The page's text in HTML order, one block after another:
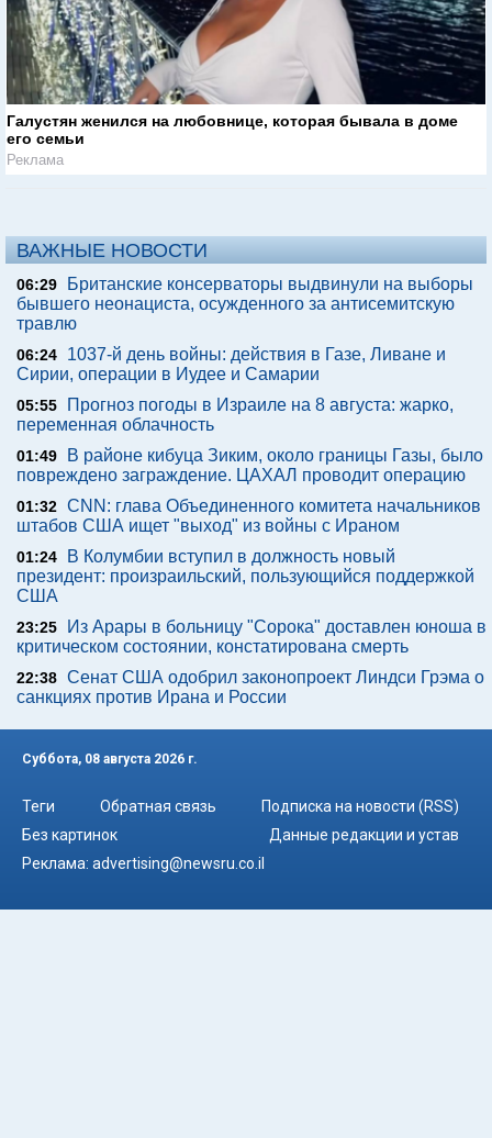
Реклама
Галустян женился на любовнице, которая бывала в доме
его семьи
Реклама
ВАЖНЫЕ НОВОСТИ
06:29 Британские консерваторы выдвинули на выборы
бывшего неонациста, осужденного за антисемитскую
травлю
06:24
1037-й день войны: действия в Газе, Ливане и
Сирии, операции в Иудее и Самарии
05:55
переменная облачность
01:49 В районе кибуца Зиким, около границы Газы, было
повреждено заграждение. ЦАХАЛ проводит операцию
01:32 CNN: глава Объединенного комитета начальников
01:24 В Колумбии вступил в должность новый
23:25
Из Арары в больницу "Сорока" доставлен юноша в
критическом состоянии, констатирована смерть
Сенат США одобрил законопроект Линдси Грэма о